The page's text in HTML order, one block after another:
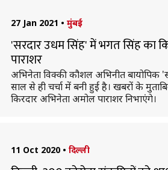
27 Jan 2021 • मुंबई
'सरदार उधम सिंह' में भगत सिंह का
पाराशर
अभिनेता विक्की कौशल अभिनीत बायोपिक
साल से ही चर्चा में बनी हुई है। खबरों के
किरदार अभिनेता अमोल पाराशर निभाएंगे।
11 Oct 2020 • दिल्ली